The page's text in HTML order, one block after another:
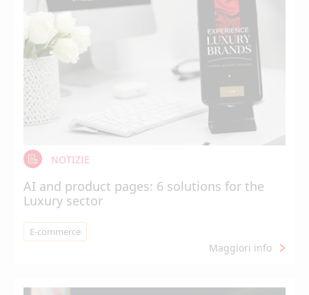
NOTIZIE
AI and product pages: 6 solutions for the
Luxury sector
E-commerce
Maggiori info